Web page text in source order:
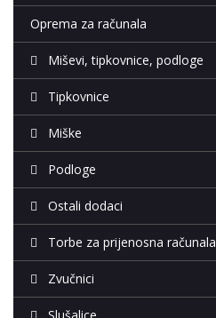
Oprema za računala
Miševi, tipkovnice, podloge
Tipkovnice
Miške
Podloge
Ostali dodaci
Torbe za prijenosna računala
Zvučnici